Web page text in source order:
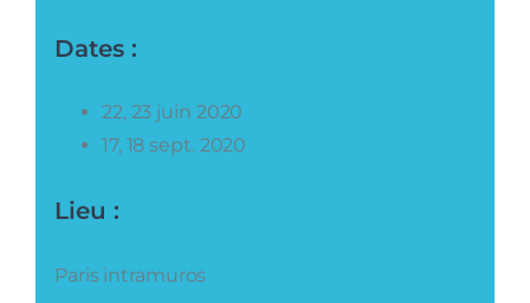
Dates :
22, 23 juin 2020
17, 18 sept. 2020
Lieu :
Paris intramuros